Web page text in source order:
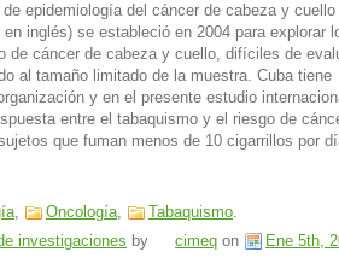
epidemiología del cáncer de cabeza y cuello
inglés) se estableció en 2004 para explorar
de cáncer de cabeza y cuello, difíciles de
al tamaño limitado de la muestra. Cuba tiene
y en el presente estudio
entre el tabaquismo y el riesgo de
que fuman menos de 10 cigarrillos por
, Oncología, Tabaquismo.
investigaciones by cimeq on
Ene 5th,